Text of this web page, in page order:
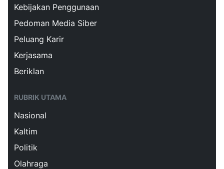
Kebijakan Penggunaan
Pedoman Media Siber
Peluang Karir
Kerjasama
Beriklan
RUBRIK UTAMA
Nasional
Kaltim
Politik
Olahraga